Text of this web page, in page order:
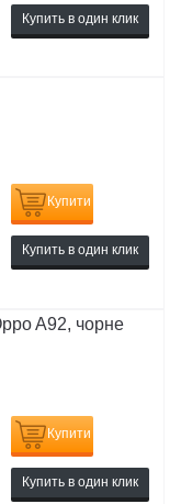
Купить в один клик
Купити
Купить в один клик
A92, чорне
Купити
Купить в один клик